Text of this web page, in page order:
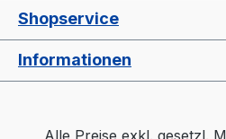
Shopservice
Informationen
Alle Preise exkl. gesetzl.